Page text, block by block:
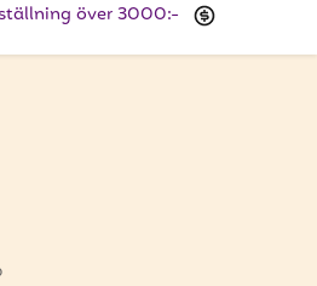
över 3000:-